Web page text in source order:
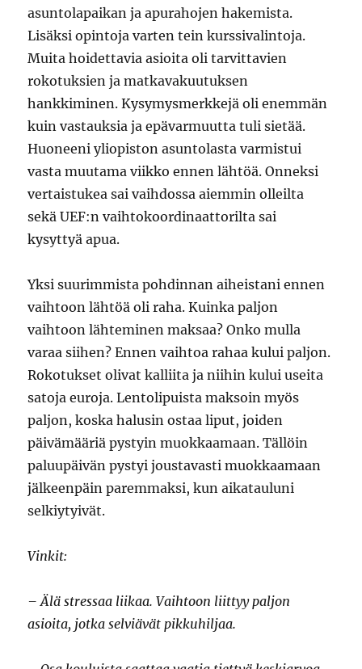
asuntolapaikan ja apurahojen hakemista.
Lisäksi opintoja varten tein kurssivalintoja.
Muita hoidettavia asioita oli tarvittavien
rokotuksien ja matkavakuutuksen
hankkiminen. Kysymysmerkkejä oli enemmän
kuin vastauksia ja epävarmuutta tuli sietää.
Huoneeni yliopiston asuntolasta varmistui
vasta muutama viikko ennen lähtöä. Onneksi
vertaistukea sai vaihdossa aiemmin olleilta
sekä UEF:n vaihtokoordinaattorilta sai
kysyttyä apua.
Yksi suurimmista pohdinnan aiheistani ennen
vaihtoon lähtöä oli raha. Kuinka paljon
vaihtoon lähteminen maksaa? Onko mulla
varaa siihen? Ennen vaihtoa rahaa kului paljon.
Rokotukset olivat kalliita ja niihin kului useita
satoja euroja. Lentolipuista maksoin myös
paljon, koska halusin ostaa liput, joiden
päivämääriä pystyin muokkaamaan. Tällöin
paluupäivän pystyi joustavasti muokkaamaan
jälkeenpäin paremmaksi, kun aikatauluni
selkiytyivät.
Vinkit:
– Älä stressaa liikaa. Vaihtoon liittyy paljon
asioita, jotka selviävät pikkuhiljaa.